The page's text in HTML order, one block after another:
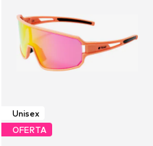
Unisex
OFERTA